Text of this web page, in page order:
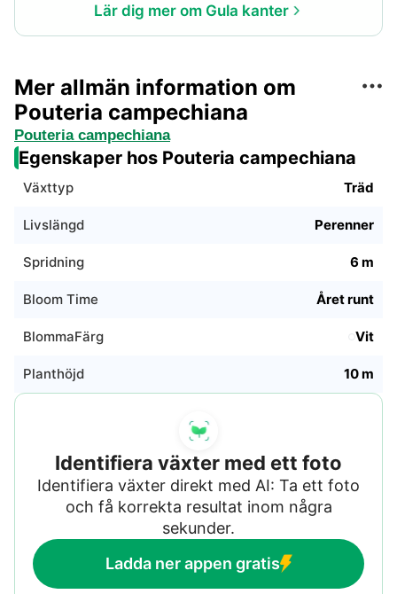
Lär dig mer om Gula kanter
Mer allmän information om
Pouteria campechiana
Pouteria campechiana
Egenskaper hos Pouteria campechiana
Växttyp Träd
Livslängd Perenner
Spridning 6 m
Bloom Time Året runt
BlommaFärg Vit
Planthöjd 10 m
Identifiera växter med ett foto
Identifiera växter direkt med AI: Ta ett foto
och få korrekta resultat inom några
sekunder.
Ladda ner appen gratis